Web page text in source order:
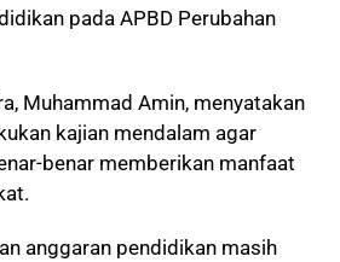
pada APBD Perubahan
Muhammad Amin, menyatakan
kajian mendalam agar
benar memberikan manfaat
anggaran pendidikan masih